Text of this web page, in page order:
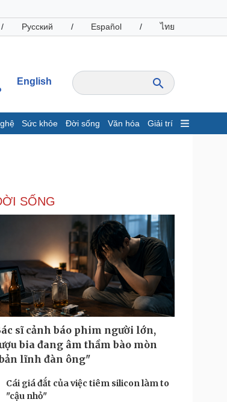
/ Русский / Español / ไทย
English
Sức khỏe Đời sống Văn hóa Giải trí
Giá cà phê
nghiệp
24h
Công nghệ
Sành điệu
Tin Công nghệ
Trải nghiệm
Chuyển đổi số
Podcast
Đọc truyện đêm khuya
Cửa sổ tình yêu
Kể chuyện cho bé
SỐNG
sĩ cảnh báo phim người lớn,
bia đang âm thầm bào mòn
lĩnh đàn ông"
Cái giá đắt của việc tiêm silicon làm to
"cậu nhỏ"